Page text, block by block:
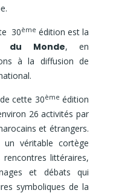
30ème édition est la
du Monde, en
à la diffusion de
cette 30ème édition
26 activités par
et étrangers.
véritable cortège
littéraires,
et débats qui
symboliques de la